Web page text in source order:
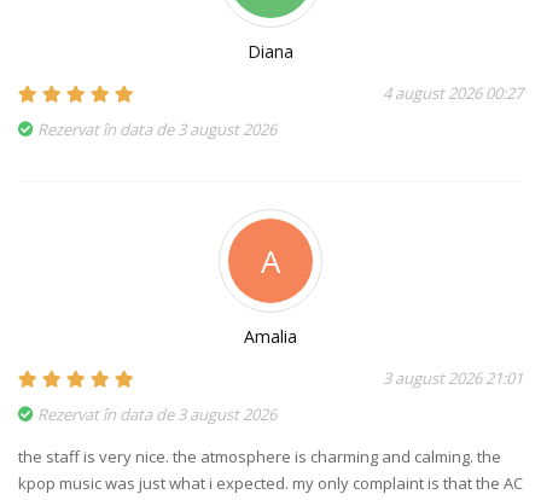
Diana
4 august 2026 00:27
Rezervat în data de 3 august 2026
A
Amalia
3 august 2026 21:01
Rezervat în data de 3 august 2026
the staff is very nice. the atmosphere is charming and calming. the
kpop music was just what i expected. my only complaint is that the AC